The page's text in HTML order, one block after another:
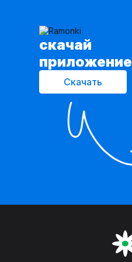
cкачай
приложение
Скачать